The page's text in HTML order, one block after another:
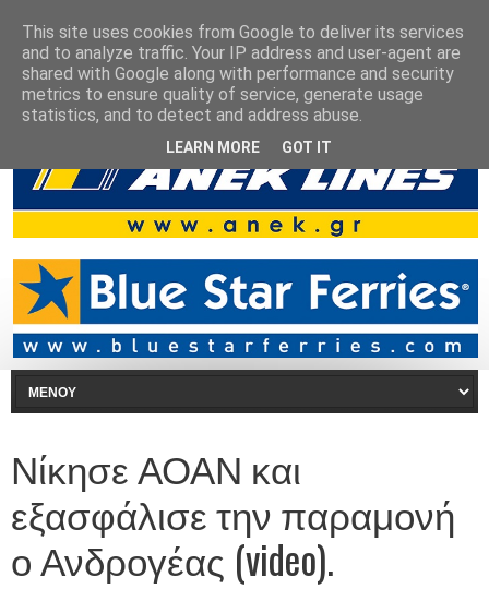
Νίκησε ΑΟΑΝ και
εξασφάλισε την παραμονή
ο Ανδρογέας (video).
This site uses cookies from Google to deliver its services
and to analyze traffic. Your IP address and user-agent are
shared with Google along with performance and security
metrics to ensure quality of service, generate usage
statistics, and to detect and address abuse.
LEARN MORE GOT IT